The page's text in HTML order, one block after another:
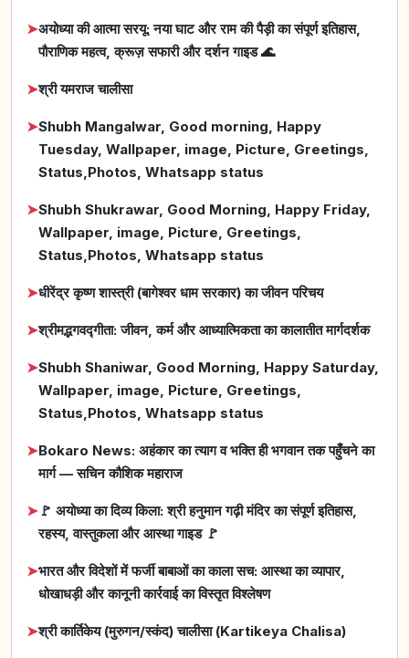
➤अयोध्या की आत्मा सरयू: नया घाट और राम की पैड़ी का संपूर्ण इतिहास,
पौराणिक महत्व, क्रूज़ सफारी और दर्शन गाइड 🌊
➤श्री यमराज चालीसा
➤Shubh Mangalwar, Good morning, Happy
Tuesday, Wallpaper, image, Picture, Greetings,
Status,Photos, Whatsapp status
➤Shubh Shukrawar, Good Morning, Happy Friday,
Wallpaper, image, Picture, Greetings,
Status,Photos, Whatsapp status
➤धीरेंद्र कृष्ण शास्त्री (बागेश्वर धाम सरकार) का जीवन परिचय
➤श्रीमद्भगवद्गीता: जीवन, कर्म और आध्यात्मिकता का कालातीत मार्गदर्शक
➤Shubh Shaniwar, Good Morning, Happy Saturday,
Wallpaper, image, Picture, Greetings,
Status,Photos, Whatsapp status
➤Bokaro News: अहंकार का त्याग व भक्ति ही भगवान तक पहुँचने का
मार्ग — सचिन कौशिक महाराज
➤🚩 अयोध्या का दिव्य किला: श्री हनुमान गढ़ी मंदिर का संपूर्ण इतिहास,
रहस्य, वास्तुकला और आस्था गाइड 🚩
➤भारत और विदेशों में फर्जी बाबाओं का काला सच: आस्था का व्यापार,
धोखाधड़ी और कानूनी कार्रवाई का विस्तृत विश्लेषण
➤श्री कार्तिकेय (मुरुगन/स्कंद) चालीसा (Kartikeya Chalisa)